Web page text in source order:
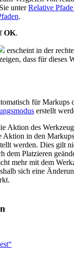
unterRelative
.
OK.
erscheint in der
dass für dieses
für Markups
erstellt
Aktion des
Aktion in den
werden. Dies gilt
dem Platzieren
mehr mit dem
sich eine